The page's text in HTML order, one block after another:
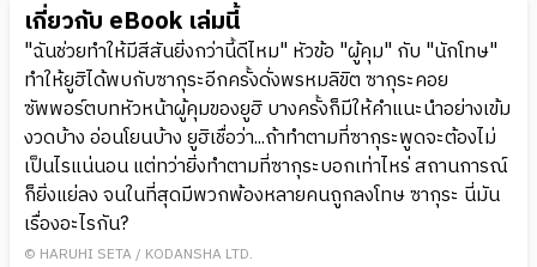
เกี่ยวกับ eBook เล่มนี้
"ฉันช่วยทำให้มีสีสันยิ่งกว่านี้ดีไหม" หัวข้อ "ผู้คุม" กับ "นักโทษ"
ทำให้ยูฮิได้พบกับซากุระอีกครั้งดั่งพรหมลิขิต ซากุระคอย
ซัพพอร์ตบทหัวหน้าผู้คุมของยูฮิ บางครั้งก็มีให้คำแนะนำอย่างเข้ม
งวดบ้าง อ่อนโยนบ้าง ยูฮิเชื่อว่า...ถ้าทำตามที่ซากุระพูดจะต้องไม่
เป็นไรแน่นอน แต่ทว่ายิ่งทำตามที่ซากุระบอกเท่าไหร่ สถานการณ์
ก็ยิ่งแย่ลง จนในที่สุดมีพวกพ้องหลายคนถูกลงโทษ ซากุระ นี่มัน
เรื่องอะไรกัน?
© HARUHI SETA / KODANSHA LTD.